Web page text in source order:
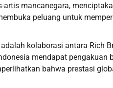
artis mancanegara,
peluang untuk
kolaborasi antara Rich
mendapat pengakuan
bahwa prestasi